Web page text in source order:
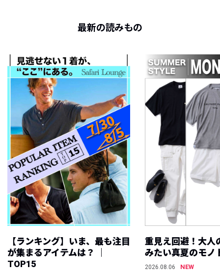
最新の読みもの
【ランキング】いま、最も注目
が集まるアイテムは？ ｜
TOP15
重見え回避！大人
みたい真夏のモノ
2026.08.06
NEW